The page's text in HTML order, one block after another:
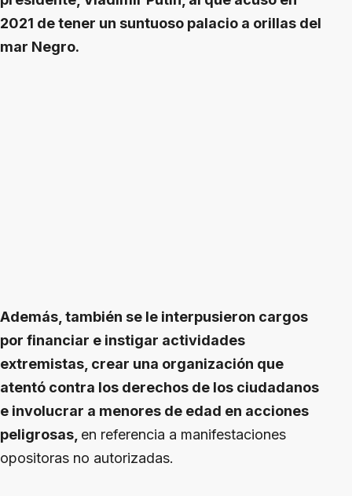
2021 de tener un suntuoso palacio a orillas del
mar Negro.
Además, también se le interpusieron cargos
por financiar e instigar actividades
extremistas, crear una organización que
atentó contra los derechos de los ciudadanos
e involucrar a menores de edad en acciones
peligrosas, en referencia a manifestaciones
opositoras no autorizadas.